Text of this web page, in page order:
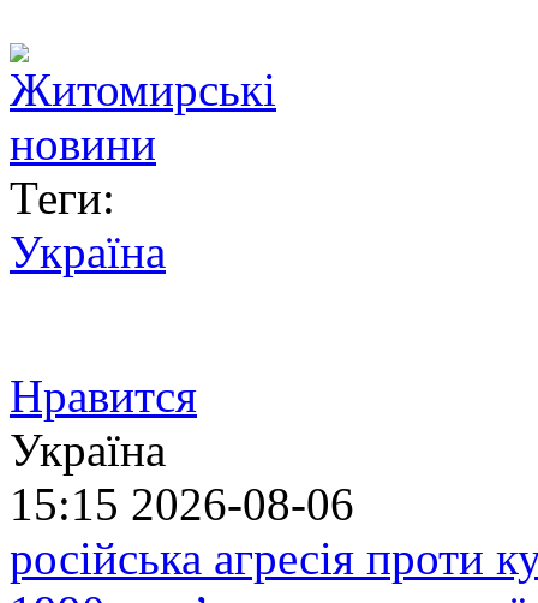
Теги:
Україна
Нравится
Україна
15:15 2026-08-06
російська агресія проти